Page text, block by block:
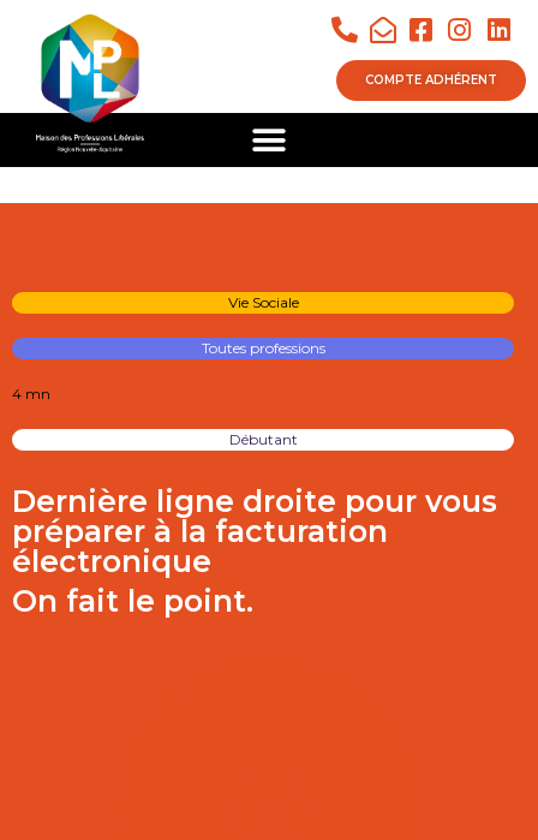
COMPTE ADHÉRENT
Vie Sociale
Toutes professions
4 mn
Débutant
Dernière ligne droite pour vous
préparer à la facturation
électronique
On fait le point.